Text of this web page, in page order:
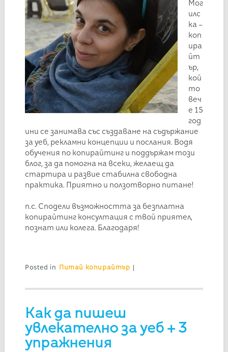
Мог
илс
ка –
коп
ира
йт
ър,
кой
то
веч
е 15
год
ини се занимава със създаване на съдържание
за уеб, рекламни концепции и послания. Водя
обучения по копирайтинг и поддържам този
блог, за да помогна на всеки, желаещ да
стартира и развие стабилна свободна
практика. Приятно и ползотворно питане!
п.с. Сподели възможността за безплатна
копирайтинг консултация с твой приятел,
познат или колега. Благодаря!
Posted in Питай копирайтър |
Как да пишеш
увлекателно за уеб + 3
упражнения